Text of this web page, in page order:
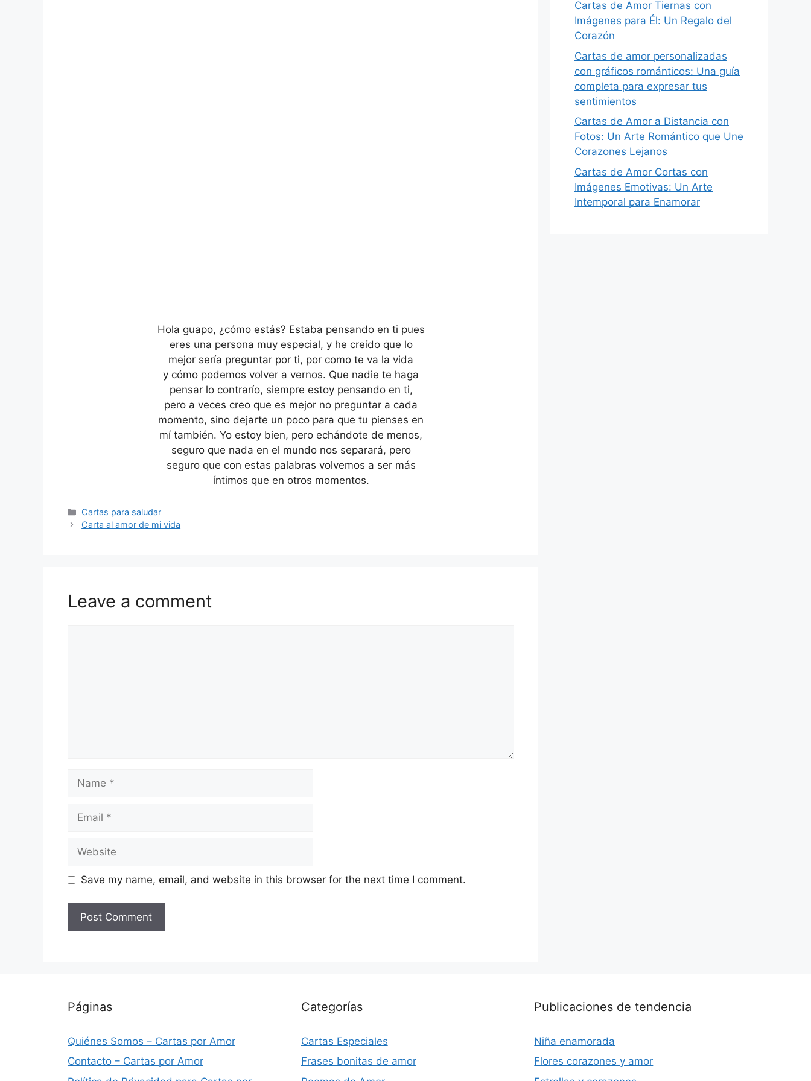
Hola guapo, ¿cómo estás? Estaba pensando en ti pues
eres una persona muy especial, y he creído que lo
mejor sería preguntar por ti, por como te va la vida
y cómo podemos volver a vernos. Que nadie te haga
pensar lo contrarío, siempre estoy pensando en ti,
pero a veces creo que es mejor no preguntar a cada
momento, sino dejarte un poco para que tu pienses en
mí también. Yo estoy bien, pero echándote de menos,
seguro que nada en el mundo nos separará, pero
seguro que con estas palabras volvemos a ser más
íntimos que en otros momentos.
Categories
Cartas para saludar
Carta al amor de mi vida
Leave a comment
Name
Email
Website
Save my name, email, and website in this browser for the next time I comment.
Cartas de Amor Tiernas con
Imágenes para Él: Un Regalo del
Corazón
Cartas de amor personalizadas
con gráficos románticos: Una guía
completa para expresar tus
sentimientos
Cartas de Amor a Distancia con
Fotos: Un Arte Romántico que Une
Corazones Lejanos
Cartas de Amor Cortas con
Imágenes Emotivas: Un Arte
Intemporal para Enamorar
Páginas
Quiénes Somos – Cartas por Amor
Contacto – Cartas por Amor
Categorías
Cartas Especiales
Frases bonitas de amor
Publicaciones de tendencia
Niña enamorada
Flores corazones y amor